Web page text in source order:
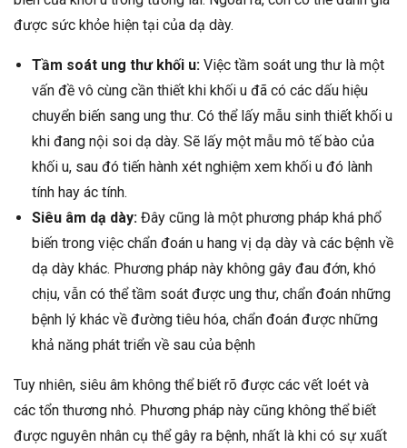
được sức khỏe hiện tại của dạ dày.
Tầm soát ung thư khối u: Việc tầm soát ung thư là một
vấn đề vô cùng cần thiết khi khối u đã có các dấu hiệu
chuyển biến sang ung thư. Có thể lấy mẫu sinh thiết khối u
khi đang nội soi dạ dày. Sẽ lấy một mẫu mô tế bào của
khối u, sau đó tiến hành xét nghiệm xem khối u đó lành
tính hay ác tính.
Siêu âm dạ dày: Đây cũng là một phương pháp khá phổ
biến trong việc chẩn đoán u hang vị dạ dày và các bệnh về
dạ dày khác. Phương pháp này không gây đau đớn, khó
chịu, vẫn có thể tầm soát được ung thư, chẩn đoán những
bệnh lý khác về đường tiêu hóa, chẩn đoán được những
khả năng phát triển về sau của bệnh
Tuy nhiên, siêu âm không thể biết rõ được các vết loét và
các tổn thương nhỏ. Phương pháp này cũng không thể biết
được nguyên nhân cụ thể gây ra bệnh, nhất là khi có sự xuất